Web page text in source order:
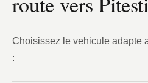
Choisissez le vehicule adapte
: